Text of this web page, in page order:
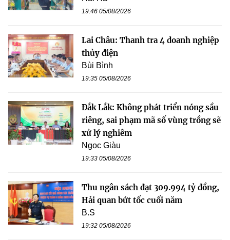
19:46 05/08/2026
Lai Châu: Thanh tra 4 doanh nghiệp
thủy điện
Bùi Bình
19:35 05/08/2026
Đắk Lắk: Không phát triển nóng sầu
riêng, sai phạm mã số vùng trồng sẽ
xử lý nghiêm
Ngọc Giàu
19:33 05/08/2026
Thu ngân sách đạt 309.994 tỷ đồng,
Hải quan bứt tốc cuối năm
B.S
19:32 05/08/2026